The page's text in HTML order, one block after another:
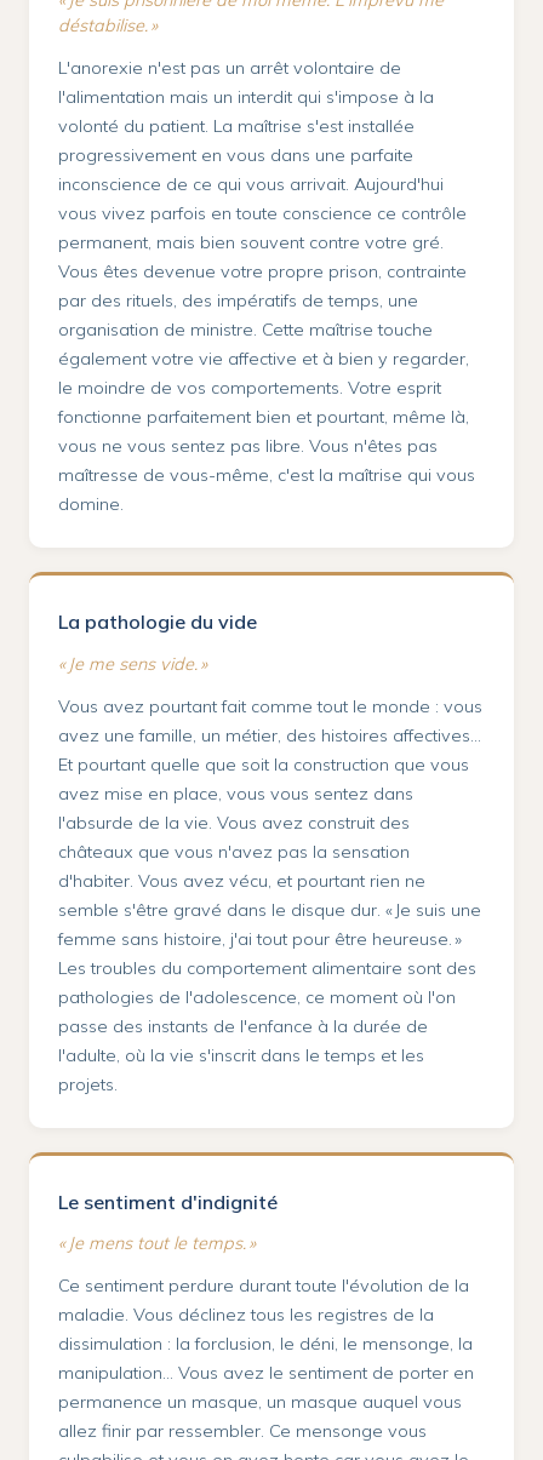
déstabilise. »
L'anorexie n'est pas un arrêt volontaire de
l'alimentation mais un interdit qui s'impose à la
volonté du patient. La maîtrise s'est installée
progressivement en vous dans une parfaite
inconscience de ce qui vous arrivait. Aujourd'hui
vous vivez parfois en toute conscience ce contrôle
permanent, mais bien souvent contre votre gré.
Vous êtes devenue votre propre prison, contrainte
par des rituels, des impératifs de temps, une
organisation de ministre. Cette maîtrise touche
également votre vie affective et à bien y regarder,
le moindre de vos comportements. Votre esprit
fonctionne parfaitement bien et pourtant, même là,
vous ne vous sentez pas libre. Vous n'êtes pas
maîtresse de vous-même, c'est la maîtrise qui vous
domine.
La pathologie du vide
« Je me sens vide. »
Vous avez pourtant fait comme tout le monde : vous
avez une famille, un métier, des histoires affectives…
Et pourtant quelle que soit la construction que vous
avez mise en place, vous vous sentez dans
l'absurde de la vie. Vous avez construit des
châteaux que vous n'avez pas la sensation
d'habiter. Vous avez vécu, et pourtant rien ne
semble s'être gravé dans le disque dur. « Je suis une
femme sans histoire, j'ai tout pour être heureuse. »
Les troubles du comportement alimentaire sont des
pathologies de l'adolescence, ce moment où l'on
passe des instants de l'enfance à la durée de
l'adulte, où la vie s'inscrit dans le temps et les
projets.
Le sentiment d'indignité
« Je mens tout le temps. »
Ce sentiment perdure durant toute l'évolution de la
maladie. Vous déclinez tous les registres de la
dissimulation : la forclusion, le déni, le mensonge, la
manipulation… Vous avez le sentiment de porter en
permanence un masque, un masque auquel vous
allez finir par ressembler. Ce mensonge vous